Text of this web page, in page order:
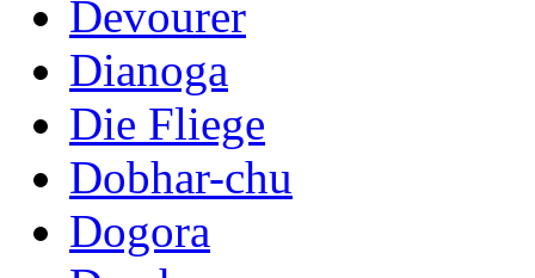
Devourer
Dianoga
Die Fliege
Dobhar-chu
Dogora